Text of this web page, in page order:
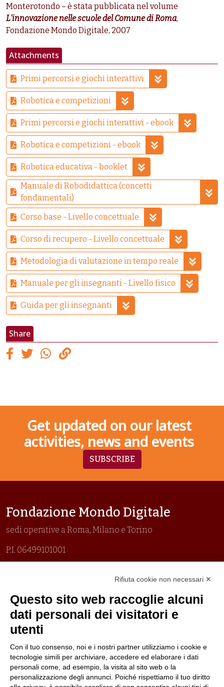
Monterotondo – è stata pubblicata nel volume
L’innovazione nelle scuole del Comune di Roma,
Fondazione Mondo Digitale, 2007
Attachments
Primi percorsi e giochi interattivi
Robotica e competizioni
Primi percorsi e giochi interattivi - ebook
Robotica e competizioni - ebook
Robotica educativa - booklet
Manuale di Robodidattica (concetti
fondamentali)
Corso base - Livello concettuale
Corso di recupero - Livello concettuale
Metodologia di valutazione in tempo reale
Manuale per gli insegnanti - Livello fisico
Guida per gli insegnanti
Share
Get updated on our latest
activities, news and events
SUBSCRIBE
Fondazione Mondo Digitale
sedi operative a Roma, Milano e Torino
P.I. 06499101001
Prima emissione 26/04/2007
Politica per la parità di genere
Politica antibullismo
Rifiuta cookie non necessari ✕
Questo sito web raccoglie alcuni
dati personali dei visitatori e
utenti
Con il tuo consenso, noi e i nostri partner utilizziamo i cookie e
tecnologie simili per archiviare, accedere ed elaborare i dati
personali come, ad esempio, la visita al sito web o la
personalizzazione degli annunci. Poiché rispettiamo il tuo diritto